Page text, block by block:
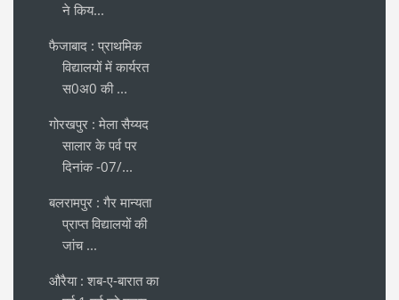
ने किय...
फैजाबाद : प्राथमिक
विद्यालयों में कार्यरत
स0अ0 की ...
गोरखपुर : मेला सैय्यद
सालार के पर्व पर
दिनांक -07/...
बलरामपुर : गैर मान्यता
प्राप्त विद्यालयों की
जांच ...
औरैया : शब-ए-बारात का